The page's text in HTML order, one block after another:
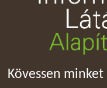
Kövessen